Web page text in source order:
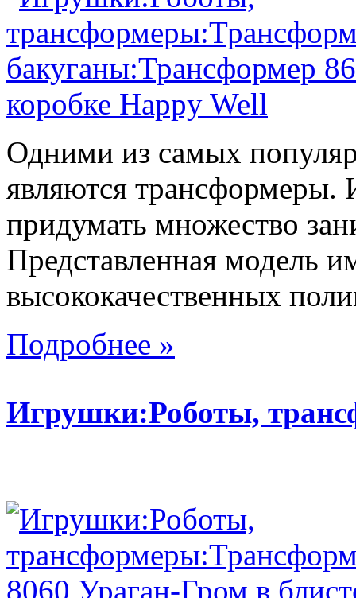
Одними из самых
являются
придумать множество
Представленная модель
высококачественных
Подробнее »
Игрушки:Роботы,